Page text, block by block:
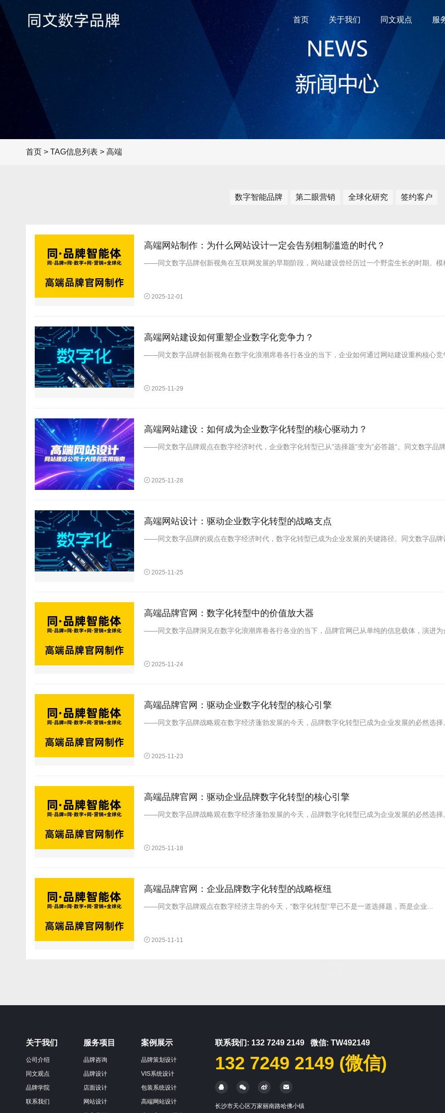
首页 关于我们 同文观点 服
首页 > TAG信息列表 > 高端
数字智能品牌 第二眼营销 全球化研究 签约客户
高端网站制作：为什么网站设计一定会告别粗制滥造的时代？
——同文数字品牌创新视角在互联网发展的早期阶段，网站建设曾经历过一个野蛮生长的时期。模
2025-12-01
高端网站建设如何重塑企业数字化竞争力？
——同文数字品牌创新视角在数字化浪潮席卷各行各业的当下，企业如何通过网站建设重构核心竞
2025-11-29
高端网站建设：如何成为企业数字化转型的核心驱动力？
——同文数字品牌观点在数字经济时代，企业数字化转型已从"选择题"变为"必答题"。同文数字品牌
2025-11-28
高端网站设计：驱动企业数字化转型的战略支点
——同文数字品牌的观点在数字经济时代，数字化转型已成为企业发展的关键路径。同文数字品牌
2025-11-25
高端品牌官网：数字化转型中的价值放大器
——同文数字品牌洞见在数字化浪潮席卷各行各业的当下，品牌官网已从单纯的信息载体，演进为
2025-11-24
高端品牌官网：驱动企业数字化转型的核心引擎
——同文数字品牌战略观在数字经济蓬勃发展的今天，品牌数字化转型已成为企业发展的必然选择
2025-11-23
高端品牌官网：驱动企业品牌数字化转型的核心引擎
——同文数字品牌战略观在数字经济蓬勃发展的今天，品牌数字化转型已成为企业发展的必然选择
2025-11-18
高端品牌官网：企业品牌数字化转型的战略枢纽
——同文数字品牌观点在数字经济主导的今天，“数字化转型”早已不是一道选择题，而是企业...
2025-11-11
关于我们
公司介绍
同文观点
品牌学院
联系我们
服务项目
品牌咨询
品牌设计
店面设计
网站设计
案例展示
品牌策划设计
VIS系统设计
包装系统设计
高端网站设计
联系我们: 132 7249 2149 微信: TW492149
132 7249 2149 (微信)
   
长沙市天心区万家丽南路哈佛小镇